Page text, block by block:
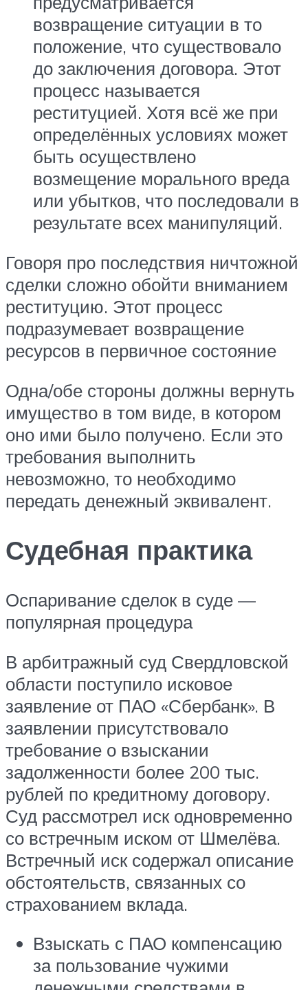
возвращение ситуации в то
положение, что существовало
до заключения договора. Этот
процесс называется
реституцией. Хотя всё же при
определённых условиях может
быть осуществлено
возмещение морального вреда
или убытков, что последовали в
результате всех манипуляций.
Говоря про последствия ничтожной
сделки сложно обойти вниманием
реституцию. Этот процесс
подразумевает возвращение
ресурсов в первичное состояние
Одна/обе стороны должны вернуть
имущество в том виде, в котором
оно ими было получено. Если это
требования выполнить
невозможно, то необходимо
передать денежный эквивалент.
Судебная практика
Оспаривание сделок в суде —
популярная процедура
В арбитражный суд Свердловской
области поступило исковое
заявление от ПАО «Сбербанк». В
заявлении присутствовало
требование о взыскании
задолженности более 200 тыс.
рублей по кредитному договору.
Суд рассмотрел иск одновременно
со встречным иском от Шмелёва.
Встречный иск содержал описание
обстоятельств, связанных со
страхованием вклада.
Взыскать с ПАО компенсацию
за пользование чужими